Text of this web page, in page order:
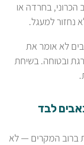
הכרוני, בחרדה או
נחזור למעגל.
לא אומר את
ובטוחה. בשיחת
לבד
ברוב המקרים — לא